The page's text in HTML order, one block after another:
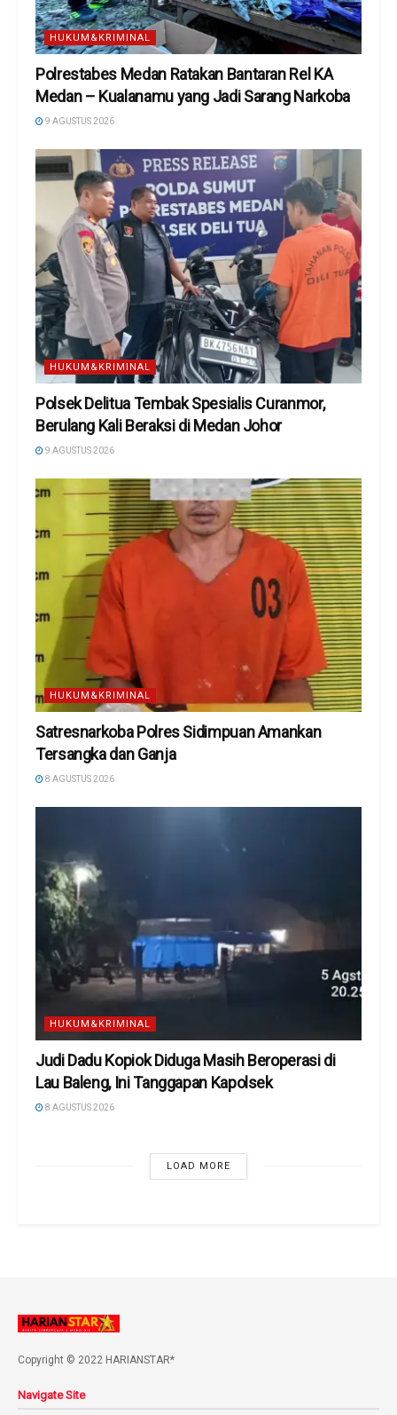
HUKUM&KRIMINAL
Polrestabes Medan Ratakan Bantaran Rel KA
Medan – Kualanamu yang Jadi Sarang Narkoba
9 AGUSTUS 2026
HUKUM&KRIMINAL
Polsek Delitua Tembak Spesialis Curanmor,
Berulang Kali Beraksi di Medan Johor
9 AGUSTUS 2026
HUKUM&KRIMINAL
Satresnarkoba Polres Sidimpuan Amankan
Tersangka dan Ganja
8 AGUSTUS 2026
HUKUM&KRIMINAL
Judi Dadu Kopiok Diduga Masih Beroperasi di
Lau Baleng, Ini Tanggapan Kapolsek
8 AGUSTUS 2026
LOAD MORE
Copyright © 2022 HARIANSTAR*
Navigate Site